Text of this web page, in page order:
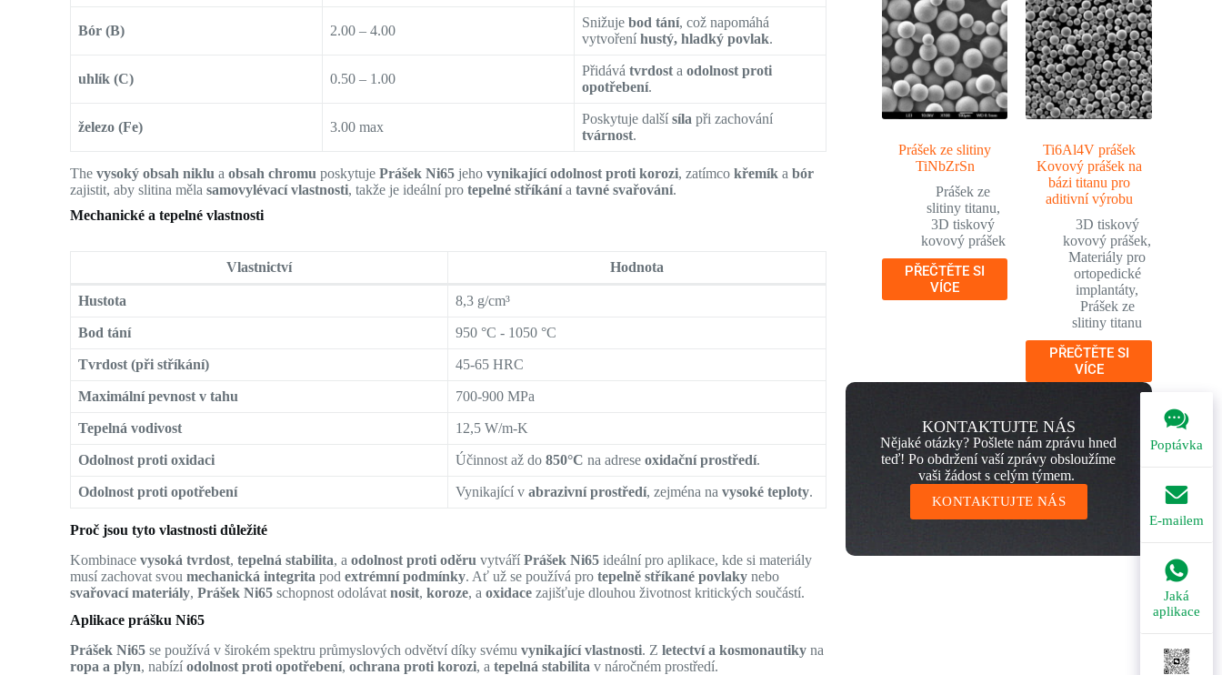
Poptávka
E-mailem
Jaká
aplikace
Bór (B) 2.00 – 4.00
Snižujebod tání, což napomáhá
vytvořeníhustý, hladký povlak.
uhlík (C) 0.50 – 1.00
Přidávátvrdost aodolnost proti
opotřebení.
železo (Fe) 3.00 max
Poskytuje dalšísíla při zachování
tvárnost.
Thevysoký obsah niklu aobsah chromu poskytujePrášek Ni65 jehovynikající odolnost proti korozi, zatímcokřemík abór
zajistit, aby slitina mělasamovylévací vlastnosti, takže je ideální protepelné stříkáníatavné svařování.
Mechanické a tepelné vlastnosti
Vlastnictví Hodnota
Hustota 8,3 g/cm³
Bod tání 950 °C - 1050 °C
Tvrdost (při stříkání) 45-65 HRC
Maximální pevnost v tahu 700-900 MPa
Tepelná vodivost 12,5 W/m-K
Odolnost proti oxidaci Účinnost až do850°C na adreseoxidační prostředí.
Odolnost proti opotřebení Vynikající vabrazivní prostředí, zejména navysoké teploty.
Proč jsou tyto vlastnosti důležité
Kombinacevysoká tvrdost,tepelná stabilita, aodolnost proti oděru vytváříPrášek Ni65 ideální pro aplikace, kde si materiály
musí zachovat svoumechanická integrita podextrémní podmínky. Ať už se používá protepelně stříkané povlaky nebo
svařovací materiály,Prášek Ni65 schopnost odolávatnosit,koroze, aoxidace zajišťuje dlouhou životnost kritických součástí.
Aplikace prášku Ni65
Prášek Ni65 se používá v širokém spektru průmyslových odvětví díky svémuvynikající vlastnosti. Zletectví a kosmonautiky na
ropa a plyn, nabízíodolnost proti opotřebení,ochrana proti korozi, atepelná stabilita v náročném prostředí.
Prášek ze slitiny
TiNbZrSn
Prášek ze
slitiny titanu,
3D tiskový
kovový prášek
PŘEČTĚTE SI
VÍCE
Ti6Al4V prášek
Kovový prášek na
bázi titanu pro
aditivní výrobu
3D tiskový
kovový prášek,
Materiály pro
ortopedické
implantáty,
Prášek ze
slitiny titanu
PŘEČTĚTE SI
VÍCE
KONTAKTUJTE NÁS
Nějaké otázky? Pošlete nám zprávu hned
teď! Po obdržení vaší zprávy obsloužíme
vaši žádost s celým týmem.
KONTAKTUJTE NÁS